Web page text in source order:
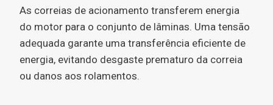
As correias de acionamento transferem energia
do motor para o conjunto de lâminas. Uma tensão
adequada garante uma transferência eficiente de
energia, evitando desgaste prematuro da correia
ou danos aos rolamentos.